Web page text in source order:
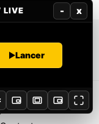
Google Play
Mentions légales
LIVE - x
Lancer